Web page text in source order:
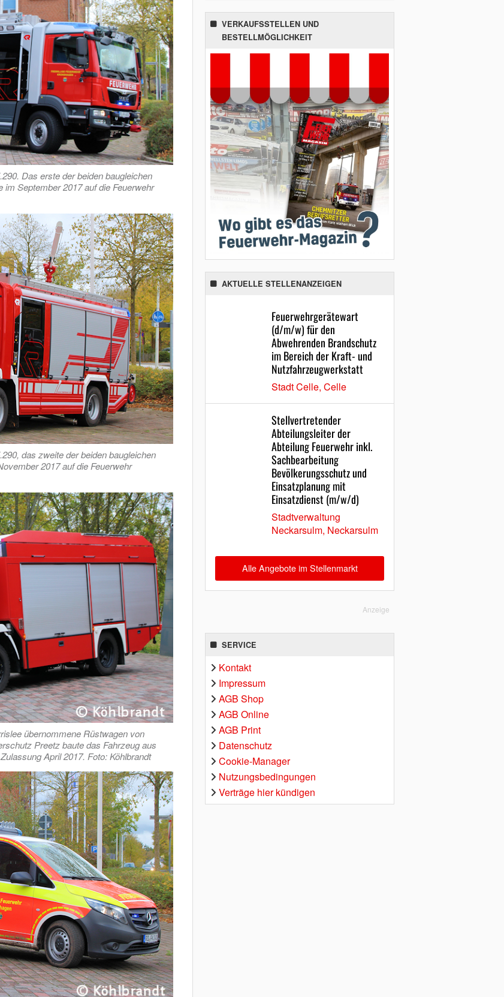
Das erste der beiden baugleichen
September 2017 auf die Feuerwehr
das zweite der beiden baugleichen
2017 auf die Feuerwehr
übernommene Rüstwagen von
Preetz baute das Fahrzeug aus
April 2017. Foto: Köhlbrandt
VERKAUFSSTELLEN UND
BESTELLMÖGLICHKEIT
AKTUELLE STELLENANZEIGEN
Feuerwehrgerätewart
(d/m/w) für den
Abwehrenden Brandschutz
im Bereich der Kraft- und
Nutzfahrzeugwerkstatt
Stadt Celle, Celle
Stellvertretender
Abteilungsleiter der
Abteilung Feuerwehr inkl.
Sachbearbeitung
Bevölkerungsschutz und
Einsatzplanung mit
Einsatzdienst (m/w/d)
Stadtverwaltung
Neckarsulm, Neckarsulm
Alle Angebote im Stellenmarkt
Anzeige
SERVICE
Kontakt
Impressum
AGB Shop
AGB Online
AGB Print
Datenschutz
Cookie-Manager
Nutzungsbedingungen
Verträge hier kündigen